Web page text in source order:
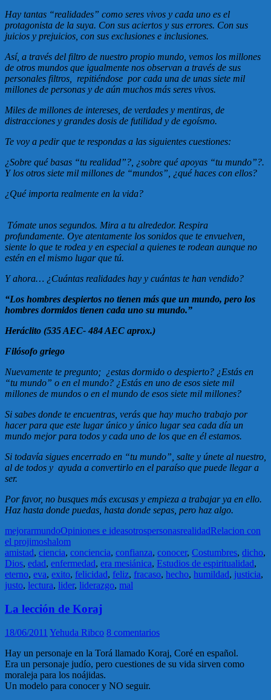
Hay tantas “realidades” como seres vivos y cada uno es el
protagonista de la suya. Con sus aciertos y sus errores. Con sus
juicios y prejuicios, con sus exclusiones e inclusiones.
Así, a través del filtro de nuestro propio mundo, vemos los millones
de otros mundos que igualmente nos observan a través de sus
personales filtros, repitiéndose por cada una de unas siete mil
millones de personas y de aún muchos más seres vivos.
Miles de millones de intereses, de verdades y mentiras, de
distracciones y grandes dosis de futilidad y de egoísmo.
Te voy a pedir que te respondas a las siguientes cuestiones:
¿Sobre qué basas “tu realidad”?, ¿sobre qué apoyas “tu mundo”?.
Y los otros siete mil millones de “mundos”, ¿qué haces con ellos?
¿Qué importa realmente en la vida?
Tómate unos segundos. Mira a tu alrededor. Respira
profundamente. Oye atentamente los sonidos que te envuelven,
siente lo que te rodea y en especial a quienes te rodean aunque no
estén en el mismo lugar que tú.
Y ahora… ¿Cuántas realidades hay y cuántas te han vendido?
“Los hombres despiertos no tienen más que un mundo, pero los
hombres dormidos tienen cada uno su mundo.”
Heráclito (535 AEC- 484 AEC aprox.)
Filósofo griego
Nuevamente te pregunto; ¿estas dormido o despierto? ¿Estás en
“tu mundo” o en el mundo? ¿Estás en uno de esos siete mil
millones de mundos o en el mundo de esos siete mil millones?
Si sabes donde te encuentras, verás que hay mucho trabajo por
hacer para que este lugar único y único lugar sea cada día un
mundo mejor para todos y cada uno de los que en él estamos.
Si todavía sigues encerrado en “tu mundo”, salte y únete al nuestro,
al de todos y ayuda a convertirlo en el paraíso que puede llegar a
ser.
Por favor, no busques más excusas y empieza a trabajar ya en ello.
Haz hasta donde puedas, hasta donde sepas, pero haz algo.
mejorarmundoOpiniones e ideasotrospersonasrealidadRelacion con
el projimoshalom
amistad, ciencia, conciencia, confianza, conocer, Costumbres, dicho,
Dios, edad, enfermedad, era mesiánica, Estudios de espiritualidad,
eterno, eva, exito, felicidad, feliz, fracaso, hecho, humildad, justicia,
justo, lectura, lider, liderazgo, mal
La lección de Koraj
18/06/2011 Yehuda Ribco 8 comentarios
Hay un personaje en la Torá llamado Koraj, Coré en español.
Era un personaje judío, pero cuestiones de su vida sirven como
moraleja para los noájidas.
Un modelo para conocer y NO seguir.